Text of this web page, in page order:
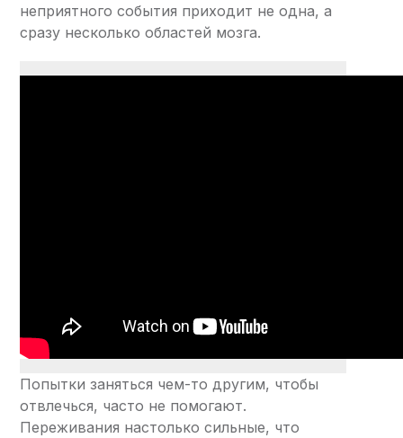
неприятного события приходит не одна, а
сразу несколько областей мозга.
Попытки заняться чем-то другим, чтобы
отвлечься, часто не помогают.
Переживания настолько сильные, что